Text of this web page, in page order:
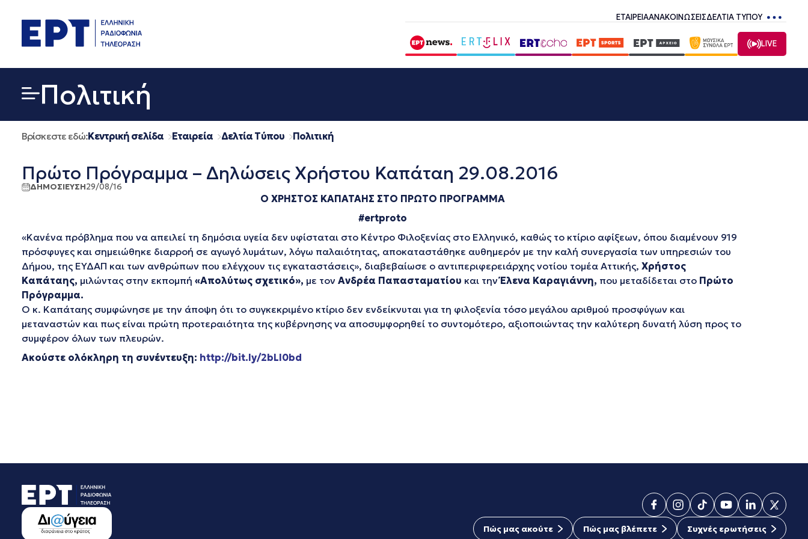
περιεχόμενο
ΕΤΑΙΡΕΙΑΑΝΑΚΟΙΝΩΣΕΙΣΔΕΛΤΙΑ ΤΥΠΟΥ
LIVE
Πολιτική
Βρίσκεστε εδώ:Κεντρική σελίδα Εταιρεία Δελτία Τύπου Πολιτική
Πρώτο Πρόγραμμα – Δηλώσεις Χρήστου Καπάταη 29.08.2016
ΔΗΜΟΣΙΕΥΣΗ29/08/16
Ο ΧΡΗΣΤΟΣ ΚΑΠΑΤΑΗΣ ΣΤΟ ΠΡΩΤO ΠΡΟΓΡΑΜΜΑ
#ertproto
«Kανένα πρόβλημα που να απειλεί τη δημόσια υγεία δεν υφίσταται στο Κέντρο Φιλοξενίας στο Ελληνικό, καθώς το κτίριο αφίξεων, όπου διαμένουν 919
πρόσφυγες και σημειώθηκε διαρροή σε αγωγό λυμάτων, λόγω παλαιότητας, αποκαταστάθηκε αυθημερόν με την καλή συνεργασία των υπηρεσιών του
Δήμου, της ΕΥΔΑΠ και των ανθρώπων που ελέγχουν τις εγκαταστάσεις», διαβεβαίωσε ο αντιπεριφερειάρχης νοτίου τομέα Αττικής, Χρήστος
Καπάταης, μιλώντας στην εκπομπή «Απολύτως σχετικό», με τον Ανδρέα Παπασταματίου και τηνΈλενα Καραγιάννη, που μεταδίδεται στο Πρώτο
Πρόγραμμα.
Ο κ. Καπάταης συμφώνησε με την άποψη ότι το συγκεκριμένο κτίριο δεν ενδείκνυται για τη φιλοξενία τόσο μεγάλου αριθμού προσφύγων και
μεταναστών και πως είναι πρώτη προτεραιότητα της κυβέρνησης να αποσυμφορηθεί το συντομότερο, αξιοποιώντας την καλύτερη δυνατή λύση προς το
συμφέρον όλων των πλευρών.
Ακούστε ολόκληρη τη συνέντευξη: http://bit.ly/2bLl0bd
Πώς μας ακούτε Πώς μας βλέπετε Συχνές ερωτήσεις